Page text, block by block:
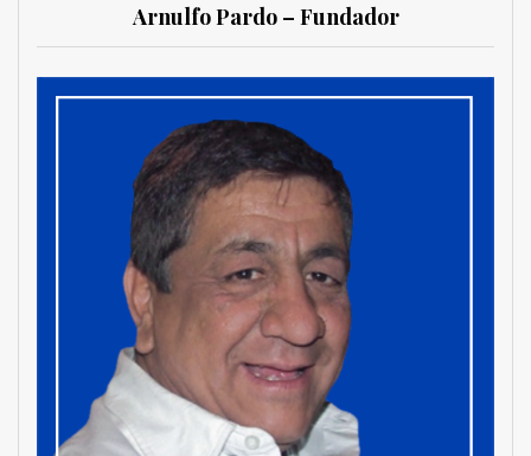
Arnulfo Pardo – Fundador